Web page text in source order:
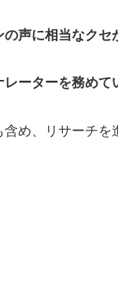
声に相当なクセ
ーターを務めて
め、リサーチを